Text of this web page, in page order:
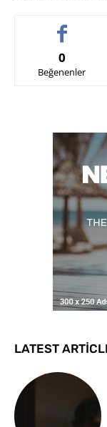
0
Beğenenler
LATEST